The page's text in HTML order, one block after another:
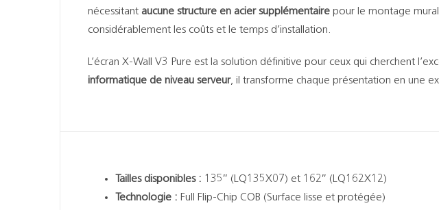
nécessitant aucune structure en acier supplémentairepour le montage
considérablement les coûts et le temps d’installation.
L’écran X-Wall V3 Pure est la solution définitive pour ceux qui cherchent
informatique de niveau serveur, il transforme chaque présentation en une
Tailles disponibles : 135″ (LQ135X07) et 162″ (LQ162X12)
Technologie : Full Flip-Chip COB (Surface lisse et protégée)